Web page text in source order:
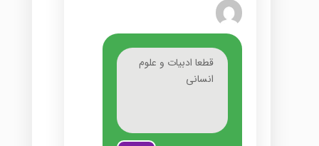
قطعا ادبیات و علوم
انسانی